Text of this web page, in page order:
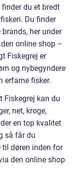
du et bredt
Du finder
her under
den online shop –
Fiskegrej er
og nybegyndere
erfarne fisker.
Fiskegrej kan du
net, kroge,
en top kvalitet
så får du
til døren inden for
den online shop